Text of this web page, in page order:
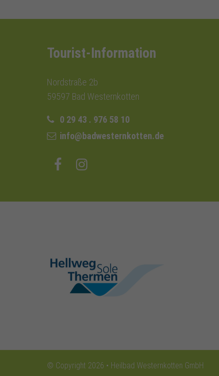
Tourist-Information
Nordstraße 2b
59597 Bad Westernkotten
0 29 43 . 976 58 10
info@badwesternkotten.de
hellweg-sole-
thermen.de
© Copyright 2026 • Heilbad Westernkotten GmbH